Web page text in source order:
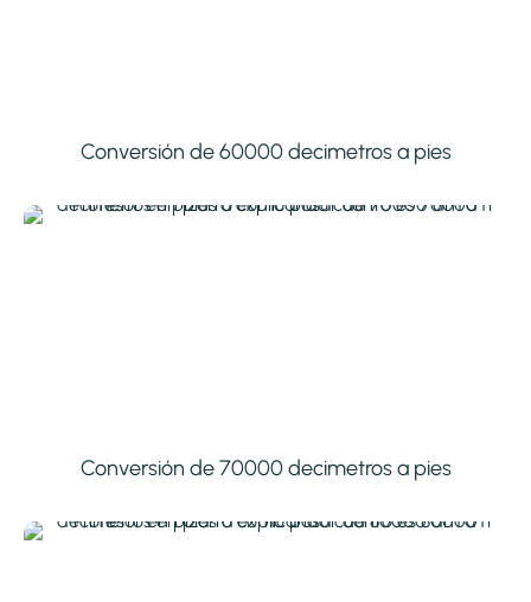
Conversión de 60000 decimetros a pies
Conversión de 70000 decimetros a pies